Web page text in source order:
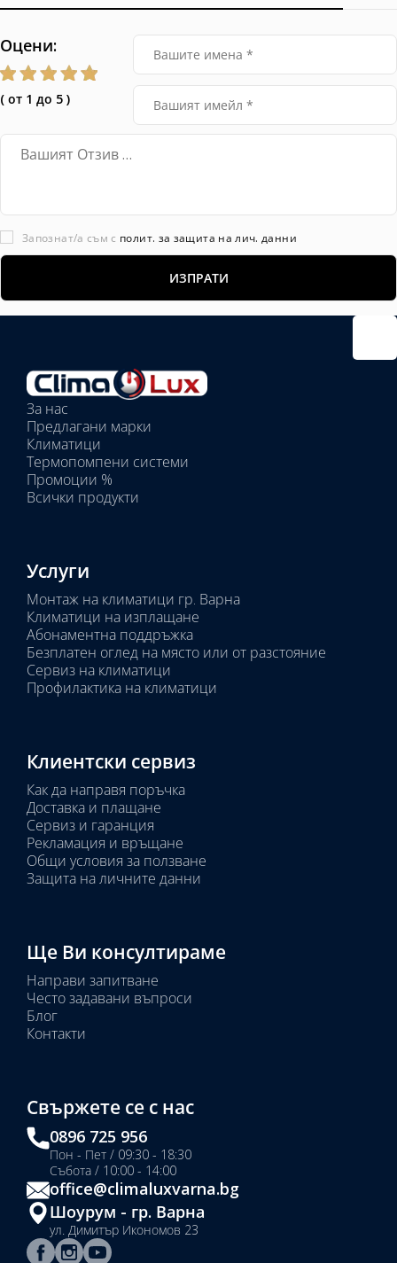
Оцени:
( от 1 до 5 )
Запознат/а съм с полит. за защита на лич. данни
За нас
Предлагани марки
Климатици
Термопомпени системи
Промоции %
Всички продукти
Услуги
Монтаж на климатици гр. Варна
Климатици на изплащане
Абонаментна поддръжка
Безплатен оглед на място или от разстояние
Сервиз на климатици
Профилактика на климатици
Клиентски сервиз
Как да направя поръчка
Доставка и плащане
Сервиз и гаранция
Рекламация и връщане
Общи условия за ползване
Защита на личните данни
Ще Ви консултираме
Направи запитване
Често задавани въпроси
Блог
Контакти
Свържете се с нас
0896 725 956
Пон - Пет / 09:30 - 18:30
Събота / 10:00 - 14:00
office@climaluxvarna.bg
Шоурум - гр. Варна
ул. Димитър Икономов 23